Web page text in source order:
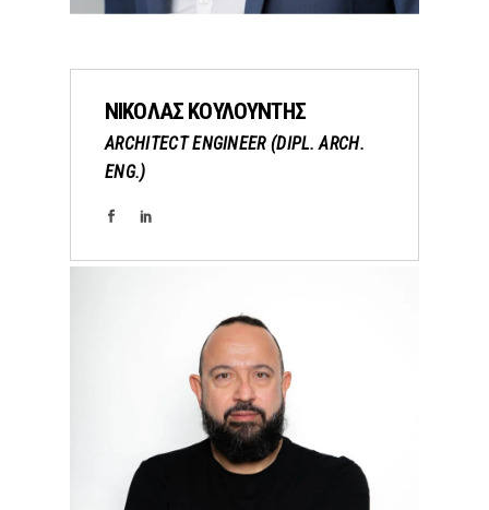
ΝΙΚΟΛΑΣ ΚΟΥΛΟΥΝΤΗΣ
ARCHITECT ENGINEER (DIPL. ARCH.
ENG.)